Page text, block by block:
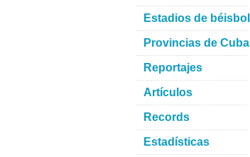
Estadios de béisbol
Provincias de Cuba
Reportajes
Artículos
Records
Estadísticas